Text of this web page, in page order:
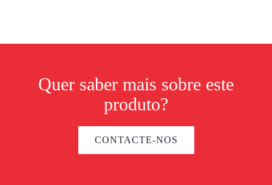
Quer saber mais sobre este
produto?
CONTACTE-NOS